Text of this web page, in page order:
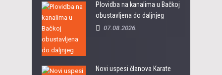
Plovidba na kanalima u Bačkoj
obustavljena do daljnjeg
07.08.2026.
Novi uspesi članova Karate